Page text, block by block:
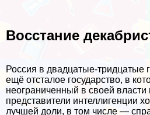
Восстание
Россия в двадцатые-тридцатые
ещё отсталое государство, в
неограниченный в своей
представители интеллигенции
лучшей доли, в том числе —